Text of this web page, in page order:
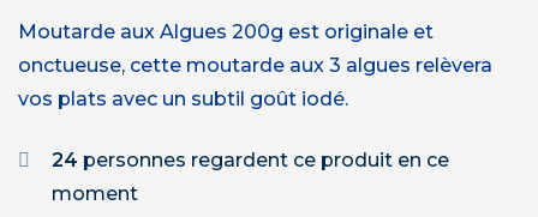
Moutarde aux Algues 200g est originale et
onctueuse, cette moutarde aux 3 algues relèvera
vos plats avec un subtil goût iodé.
24 personnes regardent ce produit en ce
moment